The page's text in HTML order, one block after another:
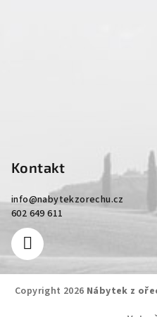
Kontakt
info@nabytekzorechu.cz
602 649 611
Copyright 2026 Nábytek z